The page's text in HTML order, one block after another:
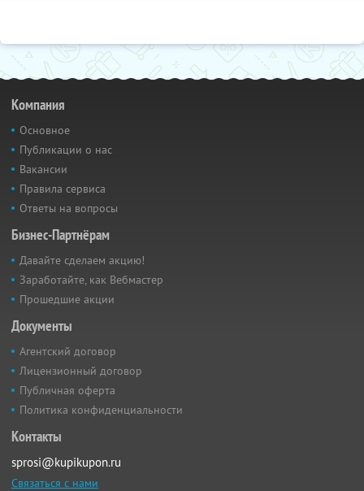
Компания
Основное
Публикации о нас
Вакансии
Правила сервиса
Ответы на вопросы
Бизнес-Партнёрам
Давайте сделаем акцию!
Заработайте, как Вебмастер
Прошедшие акции
Документы
Агентский договор
Лицензионный договор
Публичная оферта
Политика конфиденциальности
Контакты
sprosi@kupikupon.ru
Связаться с нами